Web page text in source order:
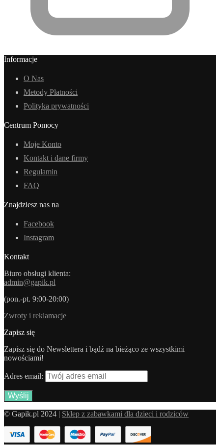
Informacje
O Nas
Metody Płatności
Polityka prywatności
Centrum Pomocy
Moje Konto
Kontakt i dane firmy
Regulamin
FAQ
Znajdziesz nas na
Facebook
Instagram
Kontakt
Biuro obsługi klienta:
admin@gapik.pl
(pon.-pt. 9:00-20:00)
Zwroty i reklamacje
Zapisz się
Zapisz się do Newslettera i bądź na bieżąco ze wszystkimi
nowościami!
Adres email:
© Gapik.pl 2024 | Sklep z zabawkami dla dzieci i rodziców